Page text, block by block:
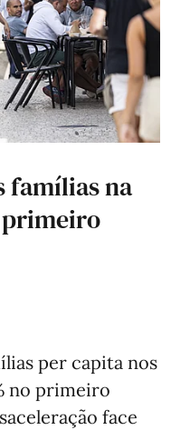
famílias na
primeiro
per capita nos
no primeiro
face